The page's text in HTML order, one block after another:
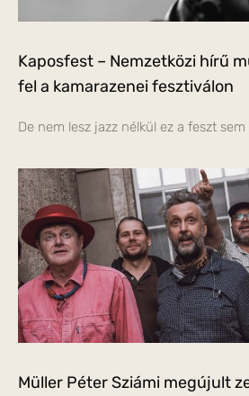
Kaposfest – Nemzetközi hírű
fel a kamarazenei fesztiválon
De nem lesz jazz nélkül ez a feszt sem
Müller Péter Sziámi megújult